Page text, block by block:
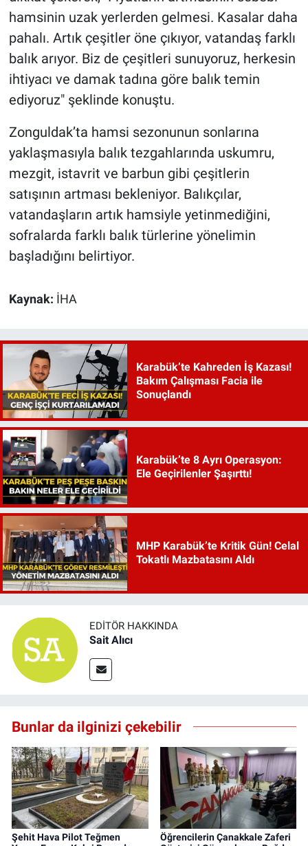
hamsinin uzak yerlerden gelmesi. Kasalar daha
pahalı. Artık çeşitler öne çıkıyor, vatandaş farklı
balık arıyor. Biz de çeşitleri sunuyoruz, herkesin
ihtiyacı ve damak tadına göre balık temin
ediyoruz" şeklinde konuştu.
Zonguldak’ta hamsi sezonunun sonlarına
yaklaşmasıyla balık tezgahlarında uskumru,
mezgit, istavrit ve barbun gibi çeşitlerin
satışının artması bekleniyor. Balıkçılar,
vatandaşların artık hamsiyle yetinmediğini,
sofralarda farklı balık türlerine yönelimin
başladığını belirtiyor.
Kaynak: İHA
Karabük’te Kahreden İş Kazası!
Bakım Çalışması Facia ile
Sonuçlandı
Karabük’te 8 Ayrı Operasyon:
Ele Geçirilenler Şaşırttı!
MHP Karabük’te Kritik Gün! Celal
Tokatlı Mazbatasını Aldı
EDITÖR HAKKINDA
Sait Alıcı
Bunlar da ilginizi çekebilir
Şehit Hava Pilot Teğmen
Öğrencilerin Çanakkale Zaferi